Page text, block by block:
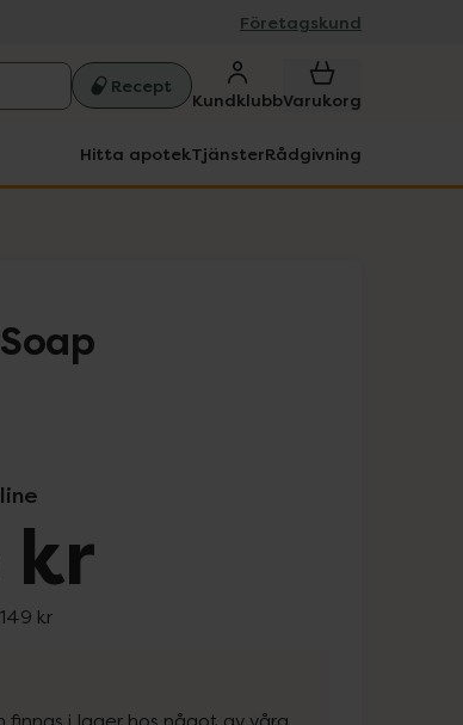
Företagskund
Recept
KundklubbVarukorg
Hitta apotekTjänsterRådgivning
kr
149 kr
finnas i lager hos något av våra